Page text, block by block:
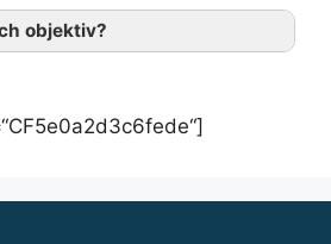
objektiv?